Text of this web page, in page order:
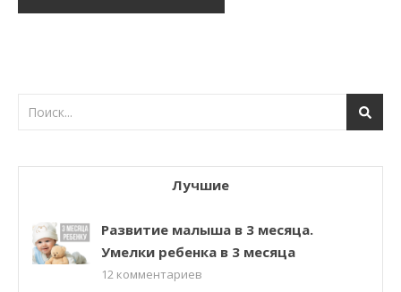
Лучшие
Развитие малыша в 3 месяца.
Умелки ребенка в 3 месяца
12 комментариев